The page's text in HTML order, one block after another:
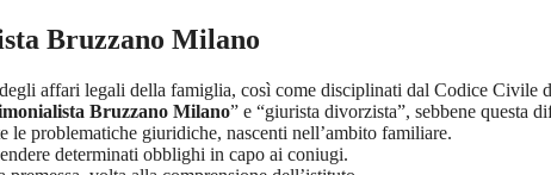
Bruzzano Milano
affari legali della famiglia, così come disciplinati dal Codice Civile
Bruzzano Milano” e “giurista divorzista”, sebbene questa
problematiche giuridiche, nascenti nell’ambito familiare.
determinati obblighi in capo ai coniugi.